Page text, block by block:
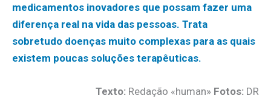
medicamentos inovadores que possam fazer uma
diferença real na vida das pessoas. Trata
sobretudo doenças muito complexas para as quais
existem poucas soluções terapêuticas.
Texto: Redação «human» Fotos: DR